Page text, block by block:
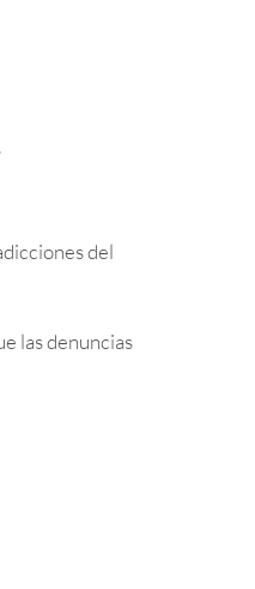
del
las denuncias